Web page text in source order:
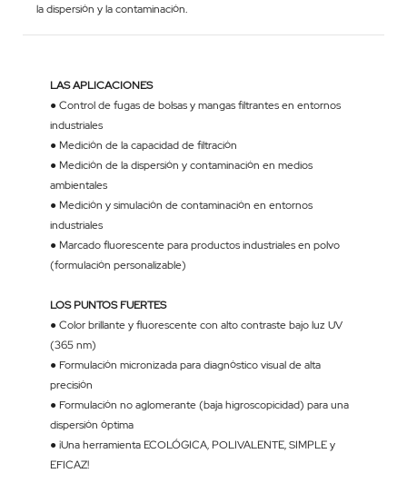
la dispersión y la contaminación.
LAS APLICACIONES
● Control de fugas de bolsas y mangas filtrantes en entornos
industriales
● Medición de la capacidad de filtración
● Medición de la dispersión y contaminación en medios
ambientales
● Medición y simulación de contaminación en entornos
industriales
● Marcado fluorescente para productos industriales en polvo
(formulación personalizable)
LOS PUNTOS FUERTES
● Color brillante y fluorescente con alto contraste bajo luz UV
(365 nm)
● Formulación micronizada para diagnóstico visual de alta
precisión
● Formulación no aglomerante (baja higroscopicidad) para una
dispersión óptima
● ¡Una herramienta ECOLÓGICA, POLIVALENTE, SIMPLE y
EFICAZ!